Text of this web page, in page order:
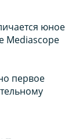
юное
Mediascope
первое